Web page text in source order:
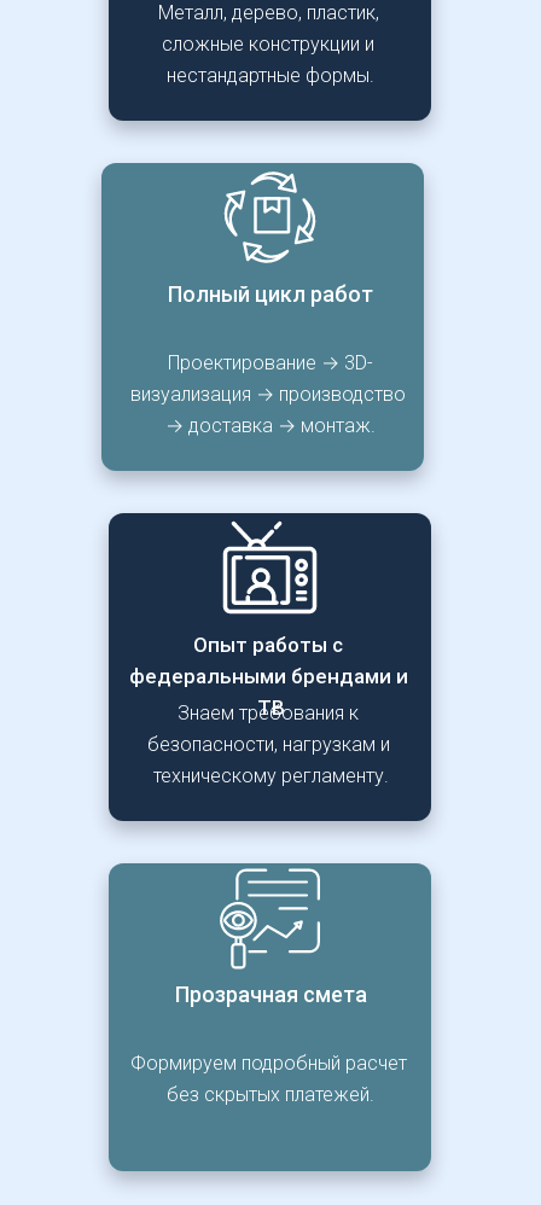
Металл, дерево, пластик,
сложные конструкции и
нестандартные формы.
Полный цикл работ
Проектирование → 3D-
визуализация → производство
→ доставка → монтаж.
Опыт работы с
федеральными брендами и
ТВ
Знаем требования к
безопасности, нагрузкам и
техническому регламенту.
Прозрачная смета
Формируем подробный расчет
без скрытых платежей.